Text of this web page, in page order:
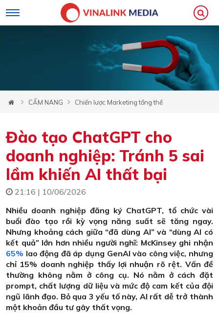
CẨM NANG Chiến lược Marketing tổng thể
Đào tạo ChatGPT cho
doanh nghiệp: Tránh 5 sai
lầm khiến AI thất bại
21:16 | 10/06/2026
Nhiều doanh nghiệp đăng ký ChatGPT, tổ chức vài
buổi đào tạo rồi kỳ vọng năng suất sẽ tăng ngay.
Nhưng khoảng cách giữa “đã dùng AI” và “dùng AI có
kết quả” lớn hơn nhiều người nghĩ: McKinsey ghi nhận
65% lao động đã áp dụng GenAI vào công việc, nhưng
chỉ 15% doanh nghiệp thấy lợi nhuận rõ rệt. Vấn đề
thường không nằm ở công cụ. Nó nằm ở cách đặt
prompt, chất lượng dữ liệu và mức độ cam kết của đội
ngũ lãnh đạo. Bỏ qua 3 yếu tố này, AI rất dễ trở thành
một khoản đầu tư gây thất vọng.